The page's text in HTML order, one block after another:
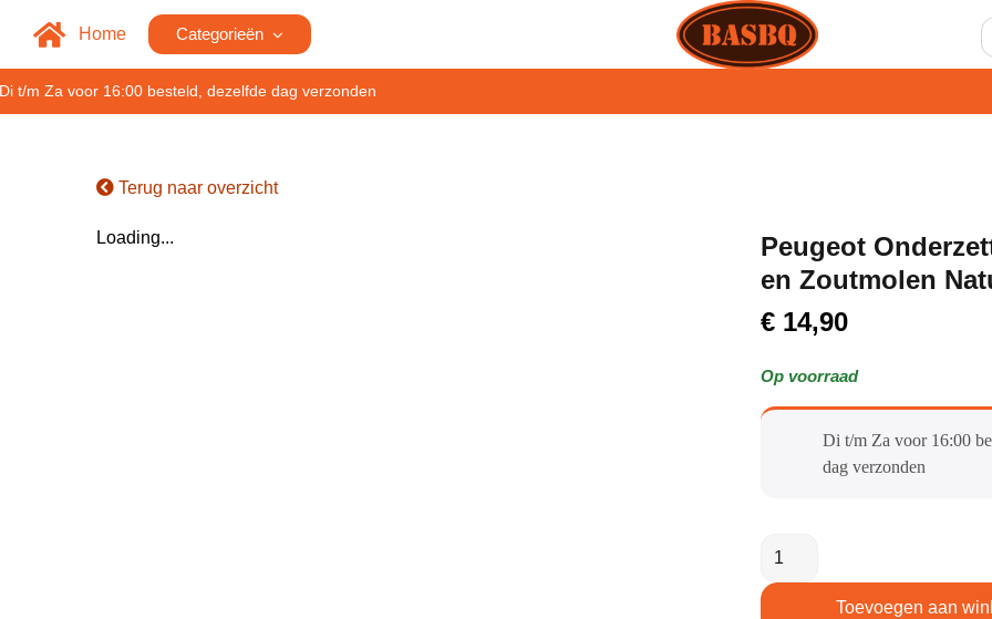
Home Categorieën
t/m Za voor 16:00 besteld, dezelfde dag verzonden
Terug naar overzicht
Loading...
Peugeot
en Zoutmolen
€ 14,90
Op voorraad
Di t/m Za voor 16:00
dag verzonden​
Toevoegen aan